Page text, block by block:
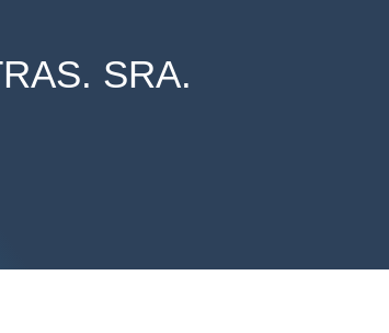
SRA.